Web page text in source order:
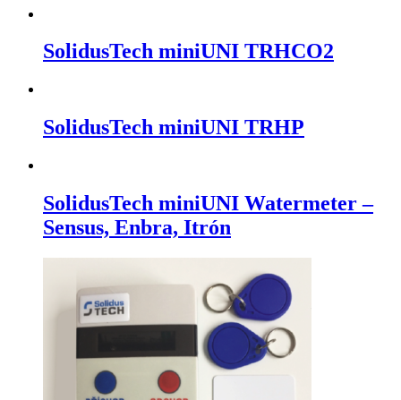
SolidusTech miniUNI TRHCO2
SolidusTech miniUNI TRHP
SolidusTech miniUNI Watermeter –
Sensus, Enbra, Itrón